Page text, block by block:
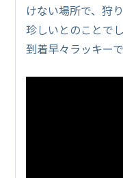
けない場所で、狩
珍しいとのことでし
到着早々ラッキー